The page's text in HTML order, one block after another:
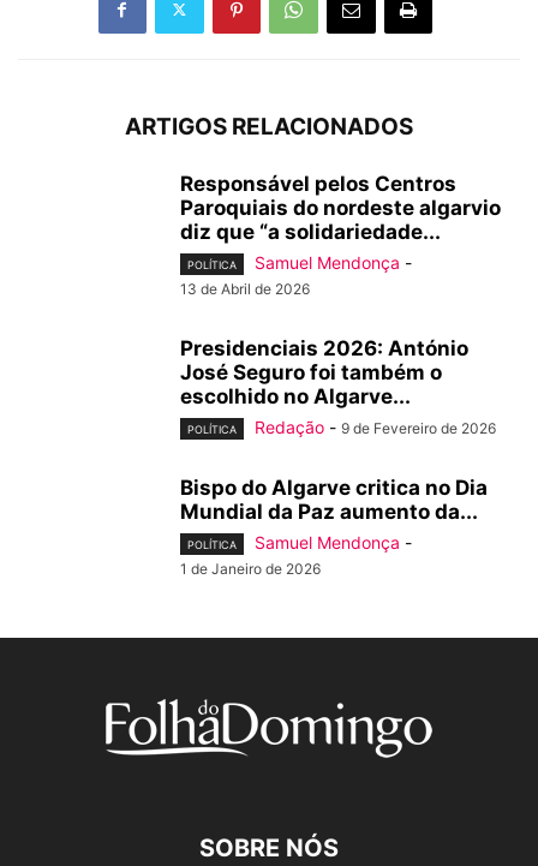
ARTIGOS RELACIONADOS
Responsável pelos Centros
Paroquiais do nordeste algarvio
diz que “a solidariedade...
POLÍTICA Samuel Mendonça -
13 de Abril de 2026
Presidenciais 2026: António
José Seguro foi também o
escolhido no Algarve...
POLÍTICA Redação - 9 de Fevereiro de 2026
Bispo do Algarve critica no Dia
Mundial da Paz aumento da...
POLÍTICA Samuel Mendonça -
1 de Janeiro de 2026
SOBRE NÓS